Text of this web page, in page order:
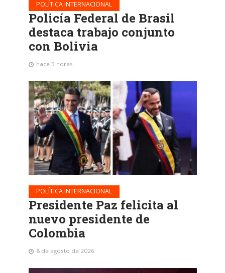
POLÍTICA INTERNACIONAL
Policía Federal de Brasil
destaca trabajo conjunto
con Bolivia
hace 5 horas
POLÍTICA INTERNACIONAL
Presidente Paz felicita al
nuevo presidente de
Colombia
8 de agosto de 2026